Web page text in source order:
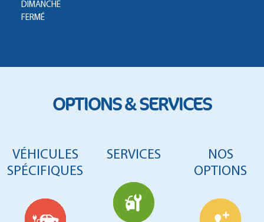
DIMANCHE
FERMÉ
OPTIONS & SERVICES
VÉHICULES
SPÉCIFIQUES
SERVICES
NOS
OPTIONS